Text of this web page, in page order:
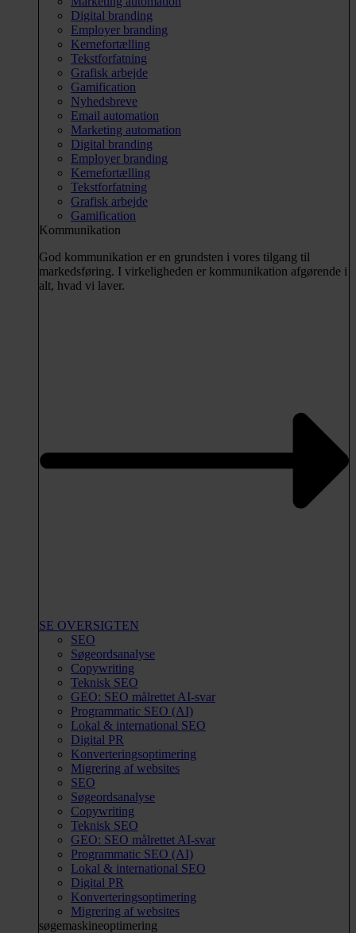
Digital branding
Employer branding
Kernefortælling
Tekstforfatning
Grafisk arbejde
Gamification
Nyhedsbreve
Email automation
Marketing automation
Digital branding
Employer branding
Kernefortælling
Tekstforfatning
Grafisk arbejde
Gamification
Kommunikation
God kommunikation er en grundsten i vores tilgang til
markedsføring. I virkeligheden er kommunikation afgørende i
alt, hvad vi laver.
SE OVERSIGTEN
SEO
Søgeordsanalyse
Copywriting
Teknisk SEO
GEO: SEO målrettet AI-svar
Programmatic SEO (AI)
Lokal & international SEO
Digital PR
Konverteringsoptimering
Migrering af websites
SEO
Søgeordsanalyse
Copywriting
Teknisk SEO
GEO: SEO målrettet AI-svar
Programmatic SEO (AI)
Lokal & international SEO
Digital PR
Konverteringsoptimering
Migrering af websites
søgemaskineoptimering